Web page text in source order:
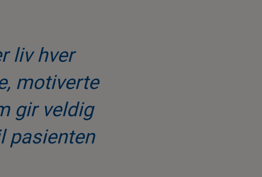
liv hver
motiverte
gir veldig
pasienten